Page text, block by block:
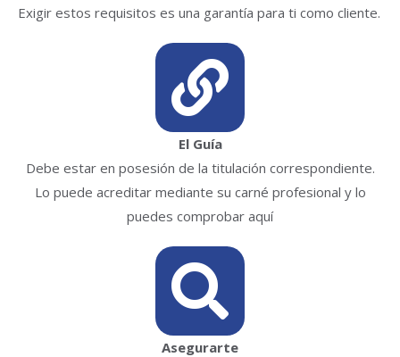
Exigir estos requisitos es una garantía para ti como cliente.
El Guía
Debe estar en posesión de la titulación correspondiente.
Lo puede acreditar mediante su carné profesional y lo
puedes comprobar aquí
Asegurarte